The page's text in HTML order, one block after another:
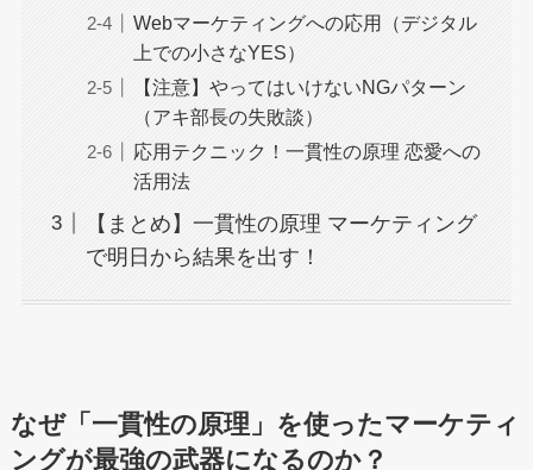
Webマーケティングへの応用（デジタル
上での小さなYES）
【注意】やってはいけないNGパターン
（アキ部長の失敗談）
応用テクニック！一貫性の原理 恋愛への
活用法
【まとめ】一貫性の原理 マーケティング
で明日から結果を出す！
なぜ「一貫性の原理」を使ったマーケティ
ングが最強の武器になるのか？